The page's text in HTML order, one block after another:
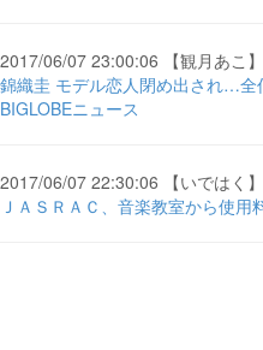
2017/06/07 23:00:06 【観月あこ】
錦織圭 モデル恋人閉め出され…全
BIGLOBEニュース
2017/06/07 22:30:06 【いではく】
ＪＡＳＲＡＣ、音楽教室から使